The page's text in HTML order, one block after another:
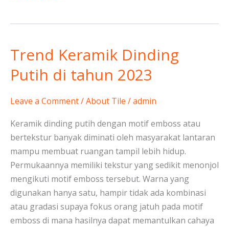
Trend Keramik Dinding
Putih di tahun 2023
Leave a Comment/About Tile /admin
Keramik dinding putih dengan motif emboss atau
bertekstur banyak diminati oleh masyarakat lantaran
mampu membuat ruangan tampil lebih hidup.
Permukaannya memiliki tekstur yang sedikit menonjol
mengikuti motif emboss tersebut. Warna yang
digunakan hanya satu, hampir tidak ada kombinasi
atau gradasi supaya fokus orang jatuh pada motif
emboss di mana hasilnya dapat memantulkan cahaya
Trend
Dinding
di
tahun
2023